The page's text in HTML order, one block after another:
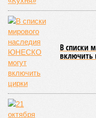
мобилизации
осталось менее полугода.
Если в «Сказочном лесу»
отчитывался о поэтапной
конкретными
монолитных
то по «Станции Л»
дольщики не видят. Ни
строительства не
строительства, ни